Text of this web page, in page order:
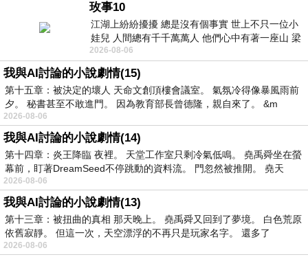
玫事10
江湖上紛紛擾擾 總是沒有個事實 世上不只一位小
娃兒 人間總有千千萬萬人 他們心中有著一座山 梁
山佛山泰華衡恆嵩 一山之高
2026-08-06
我與AI討論的小說劇情(15)
第十五章：被決定的壞人 天命文創頂樓會議室。 氣氛冷得像暴風雨前
夕。 秘書甚至不敢進門。 因為教育部長曾德隆，親自來了。 &m
2026-08-06
我與AI討論的小說劇情(14)
第十四章：炎王降臨 夜裡。 天堂工作室只剩冷氣低鳴。 堯禹舜坐在螢
幕前，盯著DreamSeed不停跳動的資料流。 門忽然被推開。 堯天
2026-08-06
我與AI討論的小說劇情(13)
第十三章：被扭曲的真相 那天晚上。 堯禹舜又回到了夢境。 白色荒原
依舊寂靜。 但這一次，天空漂浮的不再只是玩家名字。 還多了
2026-08-06